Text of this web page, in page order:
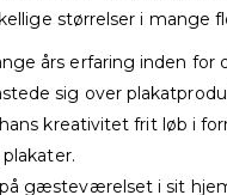
størrelser i mange
års erfaring inden for
sig over
kreativitet frit løb i
gæsteværelset i sit